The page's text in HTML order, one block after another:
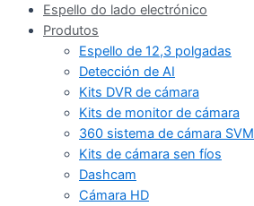
Espello do lado electrónico
Produtos
Espello de 12,3 polgadas
Detección de AI
Kits DVR de cámara
Kits de monitor de cámara
360 sistema de cámara SVM
Kits de cámara sen fíos
Dashcam
Cámara HD